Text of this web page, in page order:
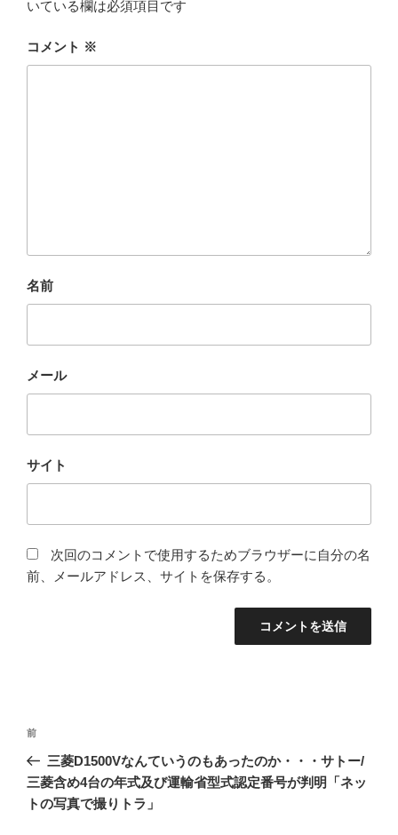
いている欄は必須項目です
コメント ※
名前
メール
サイト
次回のコメントで使用するためブラウザーに自分の名
前、メールアドレス、サイトを保存する。
投
ナ
ビ
前
の
投
稿
前
三菱D1500Vなんていうのもあったのか・・・サトー/
三菱含め4台の年式及び運輸省型式認定番号が判明「ネッ
トの写真で撮りトラ」